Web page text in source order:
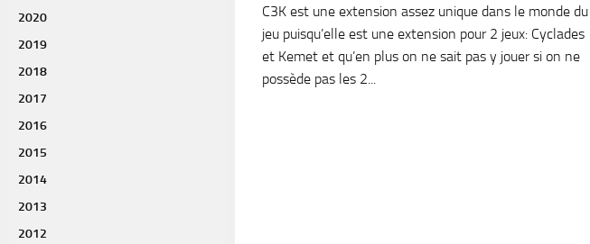
C3K est une extension assez unique dans le monde du
jeu puisqu’elle est une extension pour 2 jeux: Cyclades
et Kemet et qu’en plus on ne sait pas y jouer si on ne
possède pas les 2...
2020
2019
2018
2017
2016
2015
2014
2013
2012